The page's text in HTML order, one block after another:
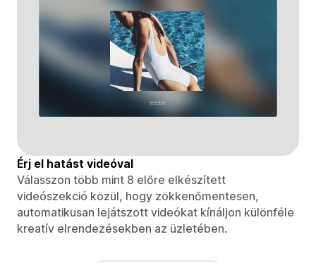
Érj el hatást videóval
Válasszon több mint 8 előre elkészített
videószekció közül, hogy zökkenőmentesen,
automatikusan lejátszott videókat kínáljon különféle
kreatív elrendezésekben az üzletében.